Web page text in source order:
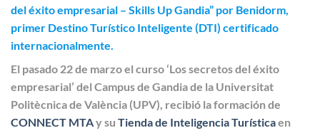
del éxito empresarial – Skills Up Gandia” por Benidorm,
primer Destino Turístico Inteligente (DTI) certificado
internacionalmente.
El pasado 22 de marzo el curso ‘Los secretos del éxito
empresarial’ del Campus de Gandia de la Universitat
Politècnica de València (UPV), recibió la formación de
CONNECT MTAy su Tienda de Inteligencia Turísticaen